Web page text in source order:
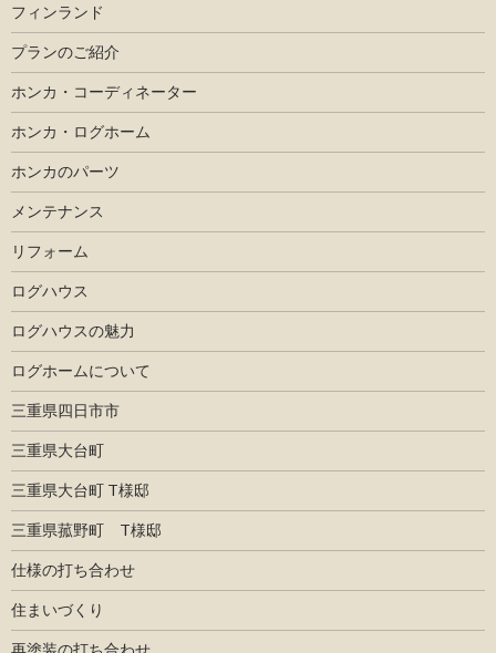
フィンランド
プランのご紹介
ホンカ・コーディネーター
ホンカ・ログホーム
ホンカのパーツ
メンテナンス
リフォーム
ログハウス
ログハウスの魅力
ログホームについて
三重県四日市市
三重県大台町
三重県大台町 T様邸
三重県菰野町 T様邸
仕様の打ち合わせ
住まいづくり
再塗装の打ち合わせ